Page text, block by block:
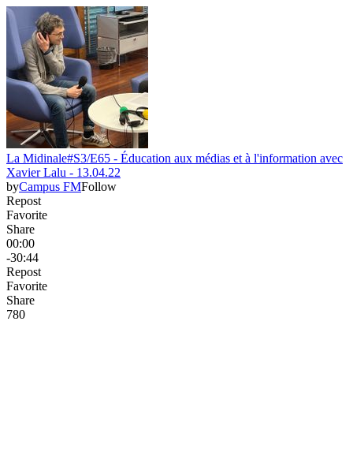
La Midinale#S3/E65 - Éducation aux médias et à l'information avec
Xavier Lalu - 13.04.22
byCampus FMFollow
Repost
Favorite
Share
00:00
-30:44
Repost
Favorite
Share
780